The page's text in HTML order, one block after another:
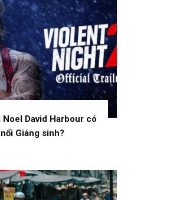
Noel David Harbour có
Giáng sinh?